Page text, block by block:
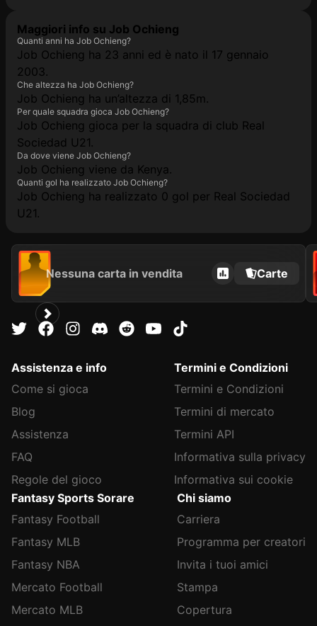
Maggiori info su Job Ochieng
Quanti anni ha Job Ochieng?
Job Ochieng ha 23 anni ed è nato il 17 gennaio
2003.
Che altezza ha Job Ochieng?
Job Ochieng ha un’altezza di 1,85m.
Per quale squadra gioca Job Ochieng?
Job Ochieng gioca per la squadra di club Real
Sociedad U21.
Da dove viene Job Ochieng?
Job Ochieng viene da Kenya.
Quanti gol ha realizzato Job Ochieng?
Job Ochieng ha realizzato 0 gol per Real Sociedad
U21.
Nessuna carta in vendita Carte
Assistenza e info
Come si gioca
Blog
Assistenza
FAQ
Regole del gioco
Termini e Condizioni
Termini e Condizioni
Termini di mercato
Termini API
Informativa sulla privacy
Informativa sui cookie
Fantasy Sports Sorare
Fantasy Football
Fantasy MLB
Fantasy NBA
Mercato Football
Mercato MLB
Chi siamo
Carriera
Programma per creatori
Invita i tuoi amici
Stampa
Copertura